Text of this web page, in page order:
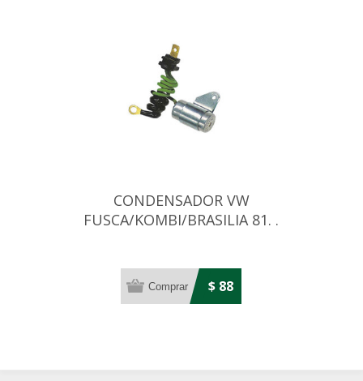
CONDENSADOR VW
FUSCA/KOMBI/BRASILIA 81. .
$ 88